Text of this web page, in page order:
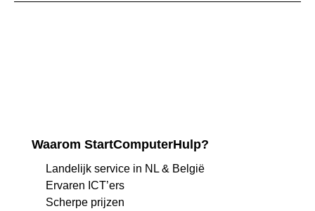
Waarom StartComputerHulp?
Landelijk service in NL & België
Ervaren ICT’ers
Scherpe prijzen